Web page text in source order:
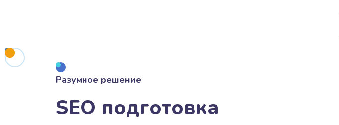
Разумное решение
SEO подготовка